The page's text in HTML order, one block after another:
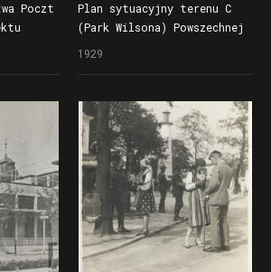
Poczt
Plan sytuacyjny terenu C
(Park Wilsona) Powszechnej
Wystawy Krajowej (Pewuki)
1929